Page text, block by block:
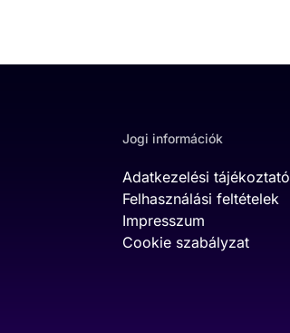
Jogi információk
Adatkezelési tájékoztató
Felhasználási feltételek
Impresszum
Cookie szabályzat